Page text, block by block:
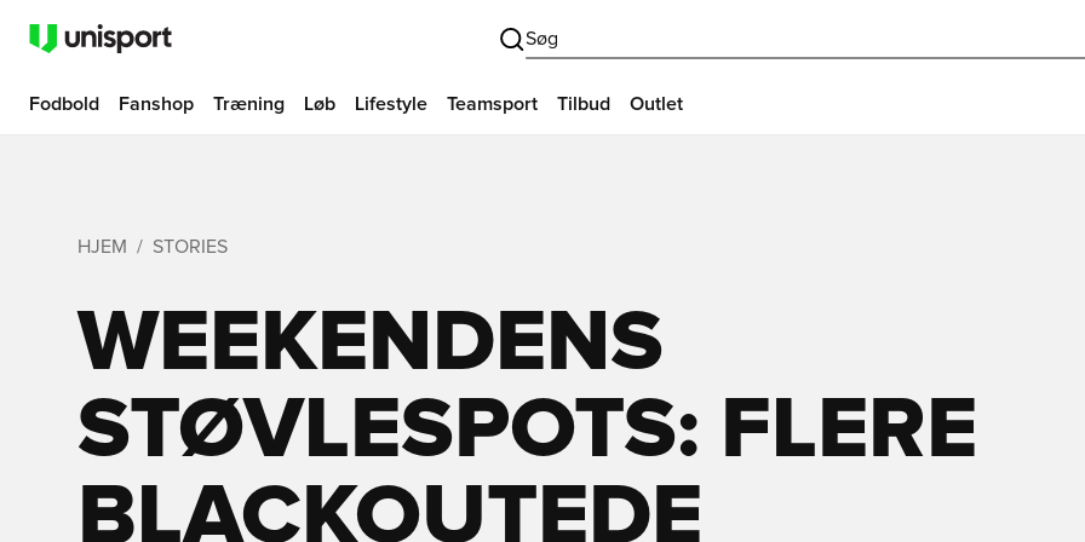
Søg
Fodbold Fanshop Træning Løb Lifestyle Teamsport Tilbud Outlet
HJEM STORIES
WEEKENDENS
STØVLESPOTS: FLERE
BLACKOUTEDE